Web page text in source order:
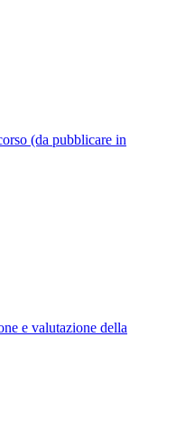
(da pubblicare in
e valutazione della